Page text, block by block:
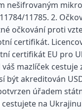
nešifrovaným
11785. 2.
očkování proti
certifikát.
certifikát EU pro
mazlíček cestuje
být akreditován
úřadem
na